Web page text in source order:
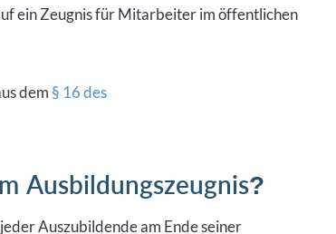
ein Zeugnis für Mitarbeiter im öffentlichen
dem § 16 des
Ausbildungszeugnis?
Auszubildende am Ende seiner